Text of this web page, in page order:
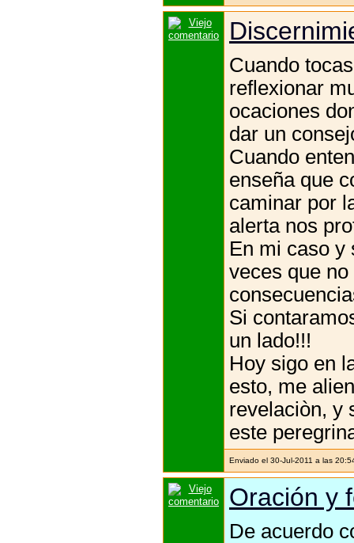
Cuando
reflexionar
ocaciones
dar un
Cuando
enseña que
caminar por
alerta nos
En mi caso y
veces que
Si
un lado!!!
Hoy sigo en
esto, me
revelaciòn, y
este
Enviado el 30-Jul-2011 a las
Oración y
De acuerdo